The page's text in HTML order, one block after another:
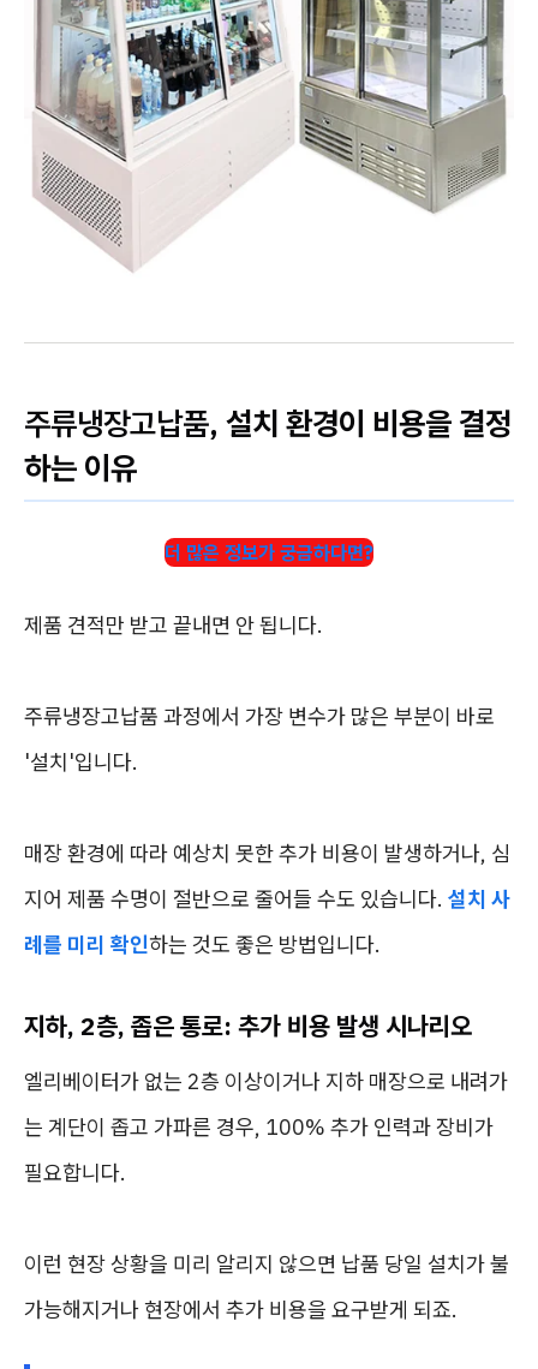
주류냉장고납품, 설치 환경이 비용을 결정
하는 이유
더 많은 정보가 궁금하다면?
제품 견적만 받고 끝내면 안 됩니다.
주류냉장고납품 과정에서 가장 변수가 많은 부분이 바로
'설치'입니다.
매장 환경에 따라 예상치 못한 추가 비용이 발생하거나, 심
지어 제품 수명이 절반으로 줄어들 수도 있습니다. 설치 사
례를 미리 확인하는 것도 좋은 방법입니다.
지하, 2층, 좁은 통로: 추가 비용 발생 시나리오
엘리베이터가 없는 2층 이상이거나 지하 매장으로 내려가
는 계단이 좁고 가파른 경우, 100% 추가 인력과 장비가
필요합니다.
이런 현장 상황을 미리 알리지 않으면 납품 당일 설치가 불
가능해지거나 현장에서 추가 비용을 요구받게 되죠.